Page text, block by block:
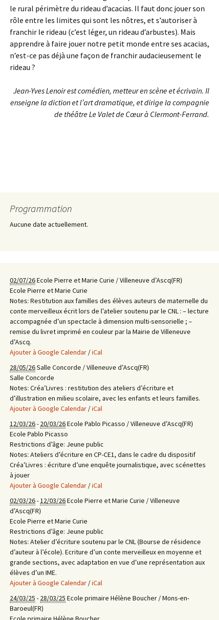
le rural périmètre du rideau d’acacias. Il faut donc jouer son
rôle entre les limites qui sont les nôtres, et s’autoriser à
franchir le rideau (c’est léger, un rideau d’arbustes). Mais
apprendre à faire jouer notre petit monde entre ses acacias,
n’est-ce pas déjà une façon de franchir audacieusement le
rideau ?
Jean-Yves Lenoir est comédien, metteur en scène et écrivain. Il
enseigne la diction et l’art dramatique, et dirige la compagnie
de théâtre Le Valet de Cœur à Clermont-Ferrand.
Programmation
Aucune date actuellement.
02/07/26Ecole Pierre et Marie Curie / Villeneuve d’Ascq(FR)
Ecole Pierre et Marie Curie
Notes: Restitution aux familles des élèves auteurs de maternelle du
conte merveilleux écrit lors de l’atelier soutenu par le CNL : – lecture
accompagnée d’un spectacle à dimension multi-sensorielle ; –
remise du livret imprimé en couleur par la Mairie de Villeneuve
d’Ascq.
Ajouter à Google Calendar /iCal
28/05/26Salle Concorde / Villeneuve d’Ascq(FR)
Salle Concorde
Notes: Créa’Livres : restitution des ateliers d’écriture et
d’illustration en milieu scolaire, avec les enfants et leurs familles.
Ajouter à Google Calendar /iCal
12/03/26- 20/03/26Ecole Pablo Picasso / Villeneuve d’Ascq(FR)
Ecole Pablo Picasso
Restrictions d’âge: Jeune public
Notes: Ateliers d’écriture en CP-CE1, dans le cadre du dispositif
Créa’Livres : écriture d’une enquête journalistique, avec scénettes
à jouer
Ajouter à Google Calendar /iCal
02/03/26-12/03/26Ecole Pierre et Marie Curie / Villeneuve
d’Ascq(FR)
Ecole Pierre et Marie Curie
Restrictions d’âge: Jeune public
Notes: Atelier d’écriture soutenu par le CNL (Bourse de résidence
d’auteur à l’école). Ecriture d’un conte merveilleux en moyenne et
grande sections, avec adaptation en vue d’une représentation aux
élèves d’un IME.
Ajouter à Google Calendar /iCal
24/03/25 - 28/03/25 Ecole primaire Hélène Boucher / Mons-en-
Baroeul(FR)